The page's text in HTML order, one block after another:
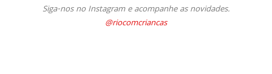
Siga-nos no Instagram e acompanhe as novidades.
@riocomcriancas